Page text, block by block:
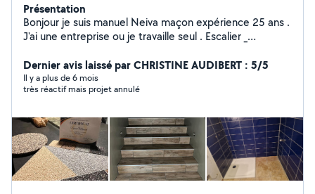
Présentation
Bonjour je suis manuel Neiva maçon expérience 25 ans .
J'ai une entreprise ou je travaille seul . Escalier _
cloisons _ Et divers travaux
Dernier avis laissé par CHRISTINE AUDIBERT : 5/5
Il y a plus de 6 mois
très réactif mais projet annulé